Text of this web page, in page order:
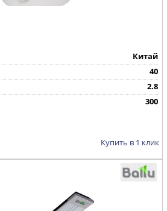
Китай
40
2.8
300
Купить в 1 клик